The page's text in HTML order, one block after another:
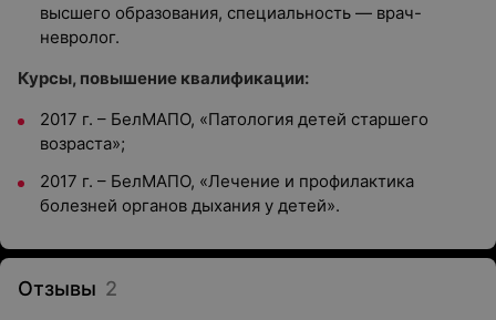
высшего образования, специальность — врач-
невролог.
Курсы, повышение квалификации:
2017 г. – БелМАПО, «Патология детей старшего
возраста»;
2017 г. – БелМАПО, «Лечение и профилактика
болезней органов дыхания у детей».
Отзывы 2